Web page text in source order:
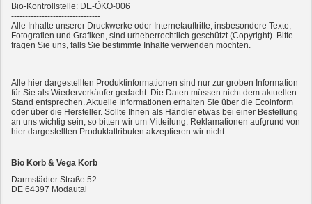
2er-SET Condimento Bianco, 5,5% Säure 0,5l
7er-VE Bio Tee Wilde Brennnessel 60g Belt's Bio
Bio-Kontrollstelle: DE-ÖKO-006
--------------------------------
Alle Inhalte unserer Druckwerke oder Internetauftritte, insbesondere Texte,
Fotografien und Grafiken, sind urheberrechtlich geschützt (Copyright). Bitte
fragen Sie uns, falls Sie bestimmte Inhalte verwenden möchten.
Alle hier dargestellten Produktinformationen sind nur zur groben Information
für Sie als Wiederverkäufer gedacht. Die Daten müssen nicht dem aktuellen
Stand entsprechen. Aktuelle Informationen erhalten Sie über die Ecoinform
oder über die Hersteller. Sollte Ihnen als Händler etwas bei einer Bestellung
an uns wichtig sein, so bitten wir um Mitteilung. Reklamationen aufgrund von
hier dargestellten Produktattributen akzeptieren wir nicht.
Bio Korb & Vega Korb
Darmstädter Straße 52
DE 64397 Modautal